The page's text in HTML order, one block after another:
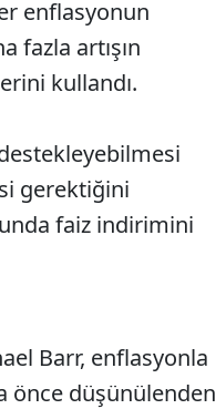
enflasyonun
fazla artışın
kullandı.
gerektiğini
faiz indirimini
Barr, enflasyonla
önce düşünülenden